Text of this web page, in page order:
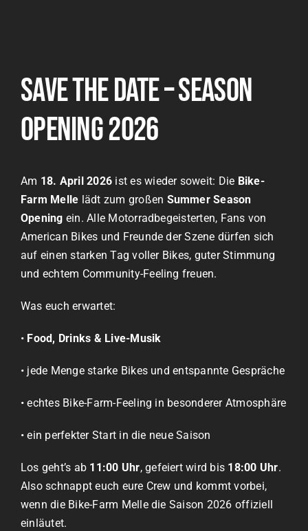
Save the Date – Season
Opening 2026
Am 18. April 2026 ist es wieder soweit: Die Bike-
Farm Melle lädt zum großen Summer Season
Opening ein. Alle Motorradbegeisterten, Fans von
American Bikes und Freunde der Szene dürfen sich
auf einen starken Tag voller Bikes, guter Stimmung
und echtem Community-Feeling freuen.
Was euch erwartet:
• Food, Drinks & Live-Musik
• jede Menge starke Bikes und entspannte Gespräche
• echtes Bike-Farm-Feeling in besonderer Atmosphäre
• ein perfekter Start in die neue Saison
Los geht’s ab 11:00 Uhr, gefeiert wird bis 18:00 Uhr.
Also schnappt euch eure Crew und kommt vorbei,
wenn die Bike-Farm Melle die Saison 2026 offiziell
einläutet.